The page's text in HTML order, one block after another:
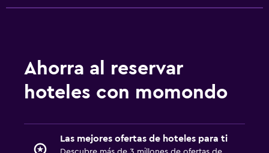
Ahorra al reservar
hoteles con momondo
Las mejores ofertas de hoteles para ti